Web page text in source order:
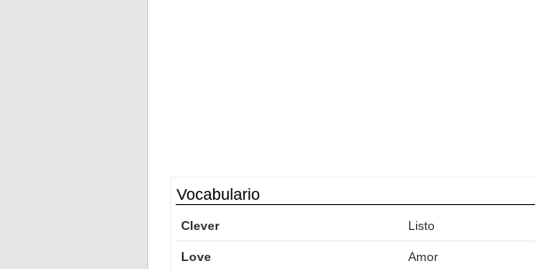
Vocabulario
Clever Listo
Love Amor